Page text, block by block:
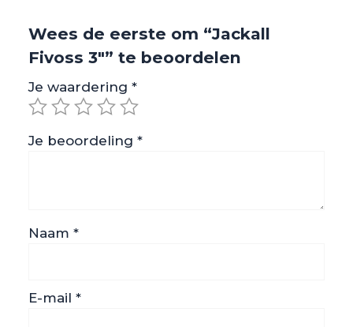
Wees de eerste om “Jackall
Fivoss 3″” te beoordelen
Je waardering *
Je beoordeling *
Naam *
E-mail *